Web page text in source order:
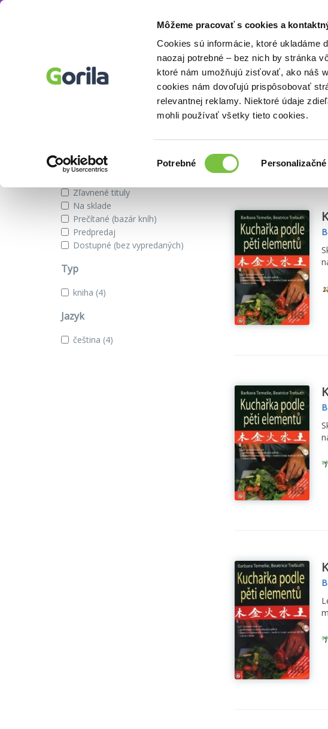
Môžeme pracovať s cookies a
Cookies sú informácie, ktoré ukladáme
naozaj potrebné – bez nich by stránka
ktoré nám umožňujú zisťovať, ako náš
cookies nám dovoľujú prispôsobovať
relevantnej reklamy. Niektoré údaje
mohli používať všetky tieto cookies.
súhlasu
Potrebné Personalizačné
Beatrice Trebuth
Knihy autora Beatrice Trebuth
Zobraziť iba
Zľavnené tituly
Na sklade
Prečítané (bazár kníh)
Predpredaj
Dostupné (bez vypredaných)
Typ
kniha (4)
Jazyk
čeština (4)
Našli sme